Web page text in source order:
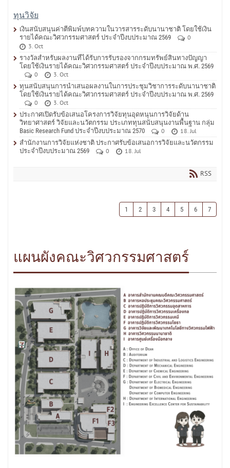
ทุนวิจัย
เงินสนับสนุนค่าตีพิมพ์บทความในวารสารระดับนานาชาติ โดยใช้เงิน
รายได้คณะวิศวกรรมศาสตร์ ประจำปีงบประมาณ 2569
0
3. Oct
รางวัลสำหรับผลงานที่ได้รับการรับรองจากกรมทรัพย์สินทางปัญญา
โดยใช้เงินรายได้คณะวิศวกรรมศาสตร์ ประจำปีงบประมาณ พ.ศ. 2569
0
3. Oct
ทุนสนับสนุนการนำเสนอผลงานในการประชุมวิชาการระดับนานาชาติ
โดยใช้เงินรายได้คณะวิศวกรรมศาสตร์ ประจำปีงบประมาณ พ.ศ. 2569
0
3. Oct
ประกาศเปิดรับข้อเสนอโครงการวิจัยทุนอุดหนุนการวิจัยด้าน
วิทยาศาสตร์ วิจัยและนวัตกรรม ประเภททุนสนับสนุนงานพื้นฐาน กลุ่ม
Basic Research Fund ประจำปีงบประมาณ 2570
0
18. Jul
สำนักงานการวิจัยแห่งชาติ ประกาศรับข้อเสนอการวิจัยและนวัตกรรม
ประจำปีงบประมาณ 2569
0 18. Jul
RSS
1 2 3 4 5 6 7
แผนผังคณะวิศวกรรมศาสตร์